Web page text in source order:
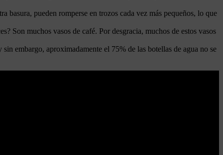
basura, pueden romperse en trozos cada vez más pequeños, lo que
Son muchos vasos de café. Por desgracia, muchos de estos vasos
embargo, aproximadamente el 75% de las botellas de agua no se